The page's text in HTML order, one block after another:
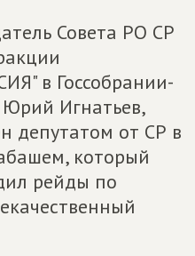
Совета РО СР
в Госсобрании-
Юрий Игнатьев,
депутатом от СР в
который
рейды по